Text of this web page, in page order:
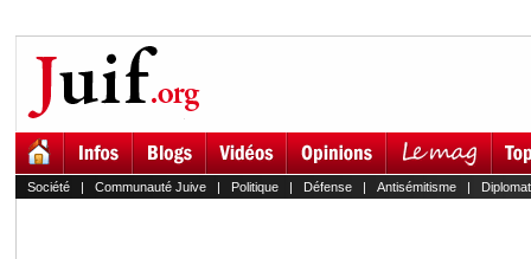
Société| Communauté Juive| Politique| Défense| Antisémitisme|